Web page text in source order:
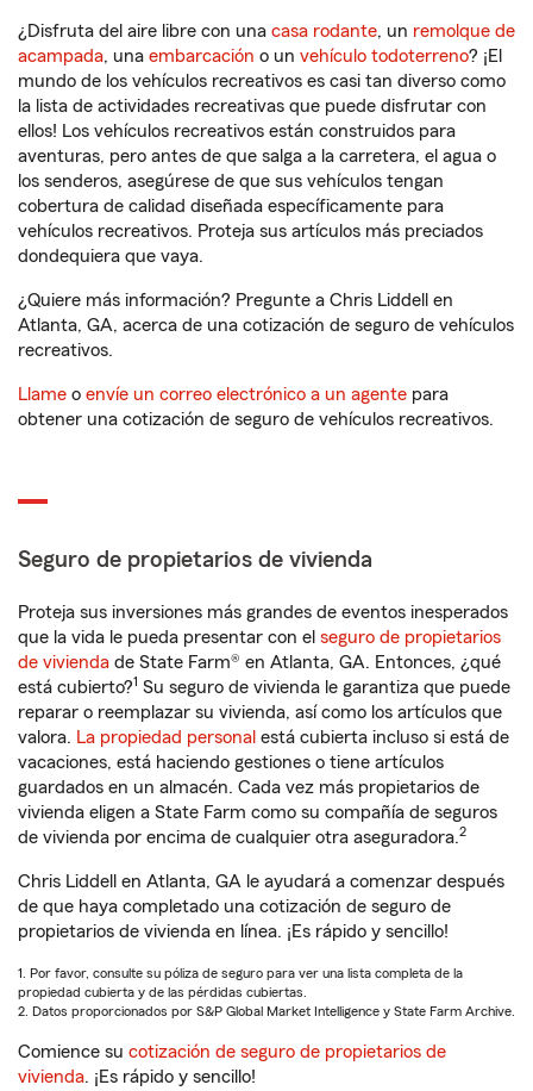
¿Disfruta del aire libre con una casa rodante, un remolque de
acampada, una embarcación o un vehículo todoterreno? ¡El
mundo de los vehículos recreativos es casi tan diverso como
la lista de actividades recreativas que puede disfrutar con
ellos! Los vehículos recreativos están construidos para
aventuras, pero antes de que salga a la carretera, el agua o
los senderos, asegúrese de que sus vehículos tengan
cobertura de calidad diseñada específicamente para
vehículos recreativos. Proteja sus artículos más preciados
dondequiera que vaya.
¿Quiere más información? Pregunte a Chris Liddell en
Atlanta, GA, acerca de una cotización de seguro de vehículos
recreativos.
Llame o envíe un correo electrónico a un agente para
obtener una cotización de seguro de vehículos recreativos.
Seguro de propietarios de vivienda
Proteja sus inversiones más grandes de eventos inesperados
que la vida le pueda presentar con el seguro de propietarios
de vivienda de State Farm® en Atlanta, GA. Entonces, ¿qué
está cubierto?1 Su seguro de vivienda le garantiza que puede
reparar o reemplazar su vivienda, así como los artículos que
valora. La propiedad personal está cubierta incluso si está de
vacaciones, está haciendo gestiones o tiene artículos
guardados en un almacén. Cada vez más propietarios de
vivienda eligen a State Farm como su compañía de seguros
de vivienda por encima de cualquier otra aseguradora.2
Chris Liddell en Atlanta, GA le ayudará a comenzar después
de que haya completado una cotización de seguro de
propietarios de vivienda en línea. ¡Es rápido y sencillo!
1. Por favor, consulte su póliza de seguro para ver una lista completa de la
propiedad cubierta y de las pérdidas cubiertas.
2. Datos proporcionados por S&P Global Market Intelligence y State Farm Archive.
Comience su cotización de seguro de propietarios de
vivienda. ¡Es rápido y sencillo!